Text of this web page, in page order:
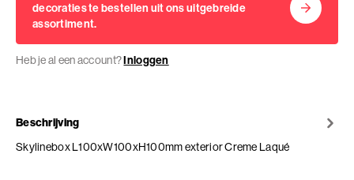
decoraties te bestellen uit ons uitgebreide
assortiment.
Heb je al een account?Inloggen
Beschrijving
Skylinebox L100xW100xH100mm exterior Creme Laqué